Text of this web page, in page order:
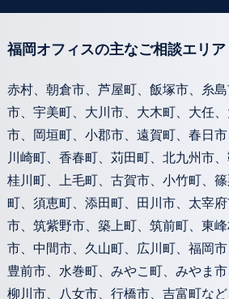
福岡オフィスの主なご相談エリア
赤村、朝倉市、芦屋町、飯塚市、糸
市、宇美町、大川市、大木町、大任
市、岡垣町、小郡市、遠賀町、春日市
川崎町、香春町、苅田町、北九州市、
桂川町、上毛町、古賀市、小竹町、
町、須恵町、添田町、田川市、太宰
市、筑紫野市、築上町、筑前町、東峰
市、中間市、久山町、広川町、福岡市
豊前市、水巻町、みやこ町、みやま市
柳川市、八女市、行橋市、吉富町な